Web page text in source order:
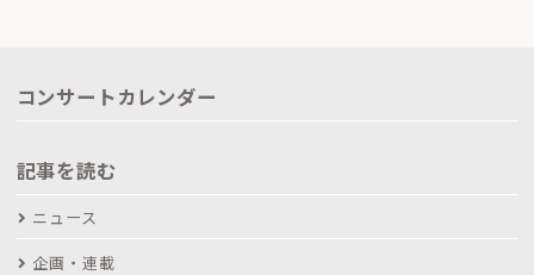
コンサートカレンダー
記事を読む
ニュース
企画・連載